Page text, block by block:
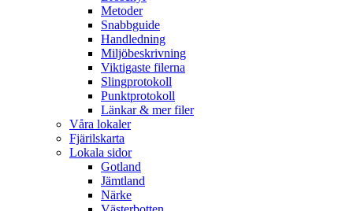
Metoder
Snabbguide
Handledning
Miljöbeskrivning
Viktigaste filerna
Slingprotokoll
Punktprotokoll
Länkar & mer filer
Våra lokaler
Fjärilskarta
Lokala sidor
Gotland
Jämtland
Närke